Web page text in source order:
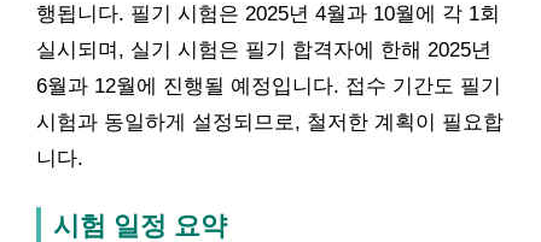
행됩니다. 필기 시험은 2025년 4월과 10월에 각 1회
실시되며, 실기 시험은 필기 합격자에 한해 2025년
6월과 12월에 진행될 예정입니다. 접수 기간도 필기
시험과 동일하게 설정되므로, 철저한 계획이 필요합
니다.
시험 일정 요약